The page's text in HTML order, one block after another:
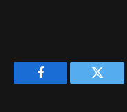
Facebook Twitter